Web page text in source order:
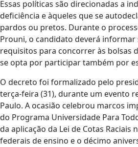
Essas políticas são direcionadas a
deficiência e àqueles que se
pardos ou pretos. Durante o
Prouni, o candidato deverá informar
requisitos para concorrer às bolsas
se opta por participar também por
O decreto foi formalizado pelo
terça-feira (31), durante um evento
Paulo. A ocasião celebrou marcos
do Programa Universidade Para
da aplicação da Lei de Cotas Raciais
federais de ensino e o décimo